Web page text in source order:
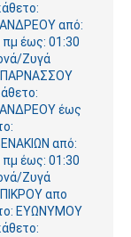
από:
πμ έως: 01:30
Ζυγά
έως
από:
πμ έως: 01:30
Ζυγά
απο
ΕΥΩΝΥΜΟΥ